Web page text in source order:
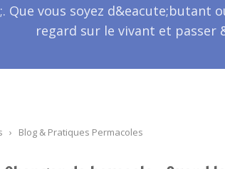
Que vous soyez
regard sur le vivant et passer
› Blog & Pratiques Permacoles